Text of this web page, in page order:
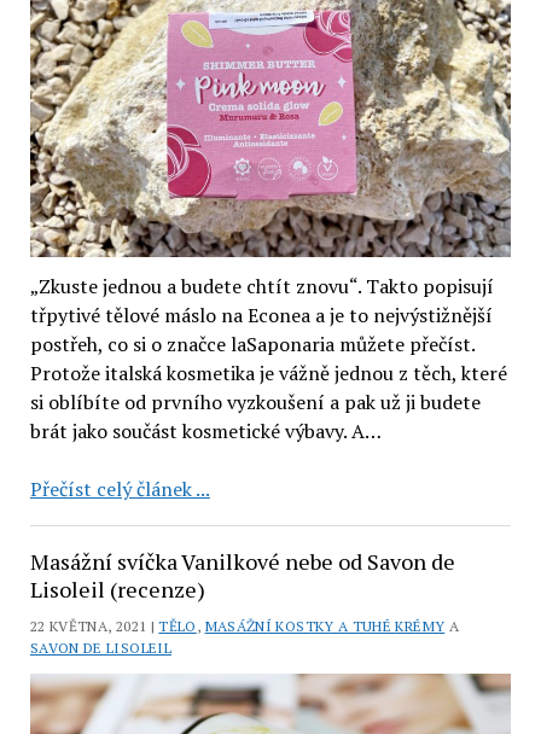
„Zkuste jednou a budete chtít znovu“. Takto popisují
třpytivé tělové máslo na Econea a je to nejvýstižnější
postřeh, co si o značce laSaponaria můžete přečíst.
Protože italská kosmetika je vážně jednou z těch, které
si oblíbíte od prvního vyzkoušení a pak už ji budete
brát jako součást kosmetické výbavy. A…
Přečíst celý článek ...LaSaponaria:
máslo
Moon
Masážní svíčka Vanilkové nebe od Savon de
Lisoleil (recenze)
22 KVĚTNA, 2021 |TĚLO , MASÁŽNÍ KOSTKY A TUHÉ KRÉMY A
SAVON DE LISOLEIL